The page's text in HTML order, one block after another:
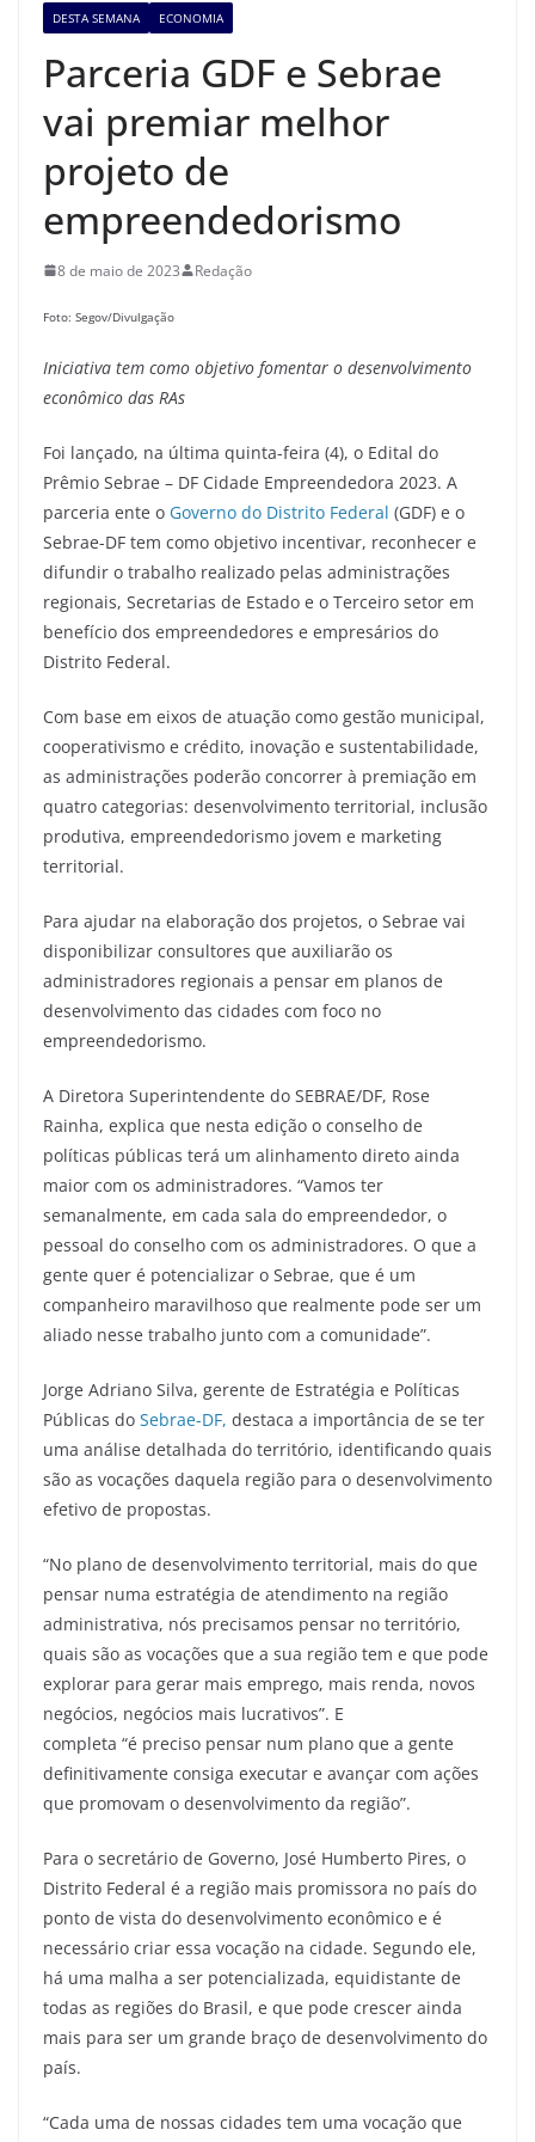
DESTA SEMANA ECONOMIA
Parceria GDF e Sebrae
vai premiar melhor
projeto de
empreendedorismo
8 de maio de 2023 Redação
Foto: Segov/Divulgação
Iniciativa tem como objetivo fomentar o desenvolvimento
econômico das RAs
Foi lançado, na última quinta-feira (4), o Edital do
Prêmio Sebrae – DF Cidade Empreendedora 2023. A
parceria ente o Governo do Distrito Federal (GDF) e o
Sebrae-DF tem como objetivo incentivar, reconhecer e
difundir o trabalho realizado pelas administrações
regionais, Secretarias de Estado e o Terceiro setor em
benefício dos empreendedores e empresários do
Distrito Federal.
Com base em eixos de atuação como gestão municipal,
cooperativismo e crédito, inovação e sustentabilidade,
as administrações poderão concorrer à premiação em
quatro categorias: desenvolvimento territorial, inclusão
produtiva, empreendedorismo jovem e marketing
territorial.
Para ajudar na elaboração dos projetos, o Sebrae vai
disponibilizar consultores que auxiliarão os
administradores regionais a pensar em planos de
desenvolvimento das cidades com foco no
empreendedorismo.
A Diretora Superintendente do SEBRAE/DF, Rose
Rainha, explica que nesta edição o conselho de
políticas públicas terá um alinhamento direto ainda
maior com os administradores. “Vamos ter
semanalmente, em cada sala do empreendedor, o
pessoal do conselho com os administradores. O que a
gente quer é potencializar o Sebrae, que é um
companheiro maravilhoso que realmente pode ser um
aliado nesse trabalho junto com a comunidade”.
Jorge Adriano Silva, gerente de Estratégia e Políticas
Públicas do Sebrae-DF, destaca a importância de se ter
uma análise detalhada do território, identificando quais
são as vocações daquela região para o desenvolvimento
efetivo de propostas.
“No plano de desenvolvimento territorial, mais do que
pensar numa estratégia de atendimento na região
administrativa, nós precisamos pensar no território,
quais são as vocações que a sua região tem e que pode
explorar para gerar mais emprego, mais renda, novos
negócios, negócios mais lucrativos”. E
completa “é preciso pensar num plano que a gente
definitivamente consiga executar e avançar com ações
que promovam o desenvolvimento da região”.
Para o secretário de Governo, José Humberto Pires, o
Distrito Federal é a região mais promissora no país do
ponto de vista do desenvolvimento econômico e é
necessário criar essa vocação na cidade. Segundo ele,
há uma malha a ser potencializada, equidistante de
todas as regiões do Brasil, e que pode crescer ainda
mais para ser um grande braço de desenvolvimento do
país.
“Cada uma de nossas cidades tem uma vocação que